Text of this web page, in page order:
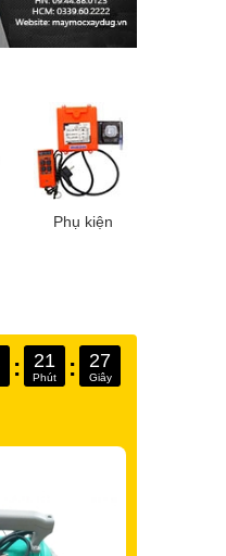
Phụ kiện
: 21
Phút : 25
Giây